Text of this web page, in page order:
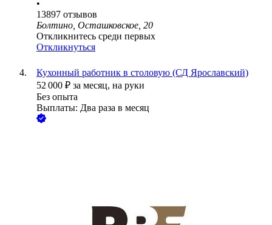
•
13897 отзывов
Болтино, Осташковское, 20
Откликнитесь среди первых
Откликнуться
Кухонный работник в столовую (СД Ярославский)
52 000 ₽ за месяц, на руки
Без опыта
Выплаты: Два раза в месяц